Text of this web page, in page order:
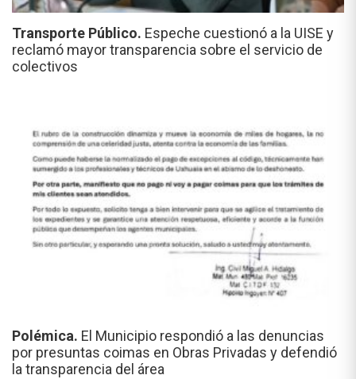
Transporte Público. Espeche cuestionó a la UISE y
reclamó mayor transparencia sobre el servicio de
colectivos
Polémica. El Municipio respondió a las denuncias
por presuntas coimas en Obras Privadas y defendió
la transparencia del área